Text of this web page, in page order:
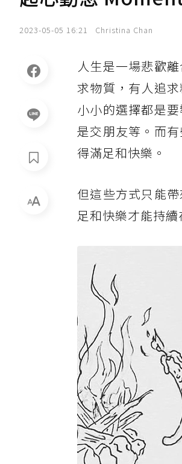
2023-05-05 16:21 Christina Chan
人生是一場悲歡
求物質，有人追
小小的選擇都是
是交朋友等。而
得滿足和快樂。
但這些方式只能
足和快樂才能持續